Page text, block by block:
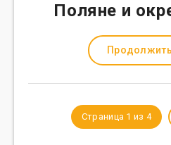
Поляне и
Страница 1 из 4